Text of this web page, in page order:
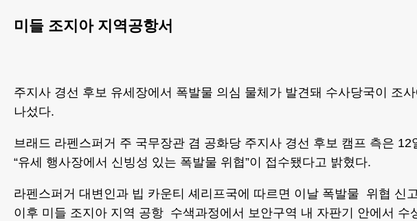
미들 조지아 지역공항서
주지사 경선 후보 유세장에서 폭발물 의심 물체가 발견돼 수사당국이 조사
나섰다.
브래드 라펜스퍼거 주 국무장관 겸 공화당 주지사 경선 후보 캠프 측은 12
“유세 행사장에서 신빙성 있는 폭발물 위협”이 접수됐다고 밝혔다.
라펜스퍼거 대변인과 빕 카운티 셰리프국에 따르면 이날 폭발물 위협 신
이후 미들 조지아 지역 공항 수색과정에서 보안구역 내 자판기 안에서 수